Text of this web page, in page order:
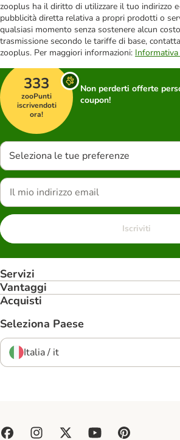
zooplus ha il diritto di utilizzare il tuo indirizzo
pubblicità diretta relativa a propri prodotti o
qualsiasi momento senza sostenere alcun
trasmissione secondo le tariffe di base,
zooplus. Per maggiori informazioni:
333
zooPunti
iscrivendoti
ora!
Non perderti offerte
coupon!
Seleziona le tue preferenze
Iscriviti
Servizi
Vantaggi
Acquisti
Seleziona Paese
Italia / it